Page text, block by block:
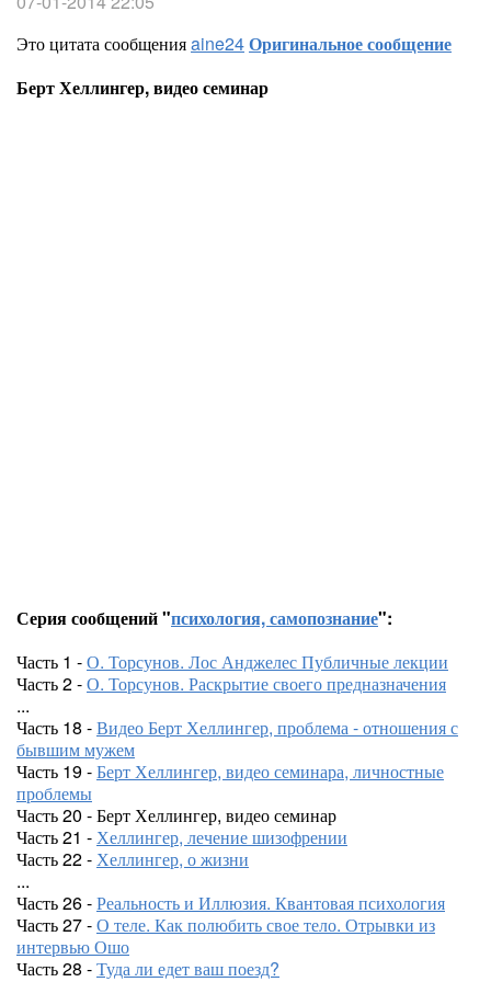
Это цитата сообщенияaine24Оригинальное сообщение
Берт Хеллингер, видео семинар
Серия сообщений "психология, самопознание":
Часть 1 -О. Торсунов. Лос Анджелес Публичные лекции
Часть 2 -О. Торсунов. Раскрытие своего предназначения
...
Часть 18 -Видео Берт Хеллингер, проблема - отношения с
бывшим мужем
Часть 19 -Берт Хеллингер, видео семинара, личностные
проблемы
Часть 20 - Берт Хеллингер, видео семинар
Часть 21 -Хеллингер, лечение шизофрении
Часть 22 -Хеллингер, о жизни
...
Часть 26 -Реальность и Иллюзия. Квантовая психология
Часть 27 -О теле. Как полюбить свое тело. Отрывки из
интервью Ошо
Часть 28 -Туда ли едет ваш поезд?